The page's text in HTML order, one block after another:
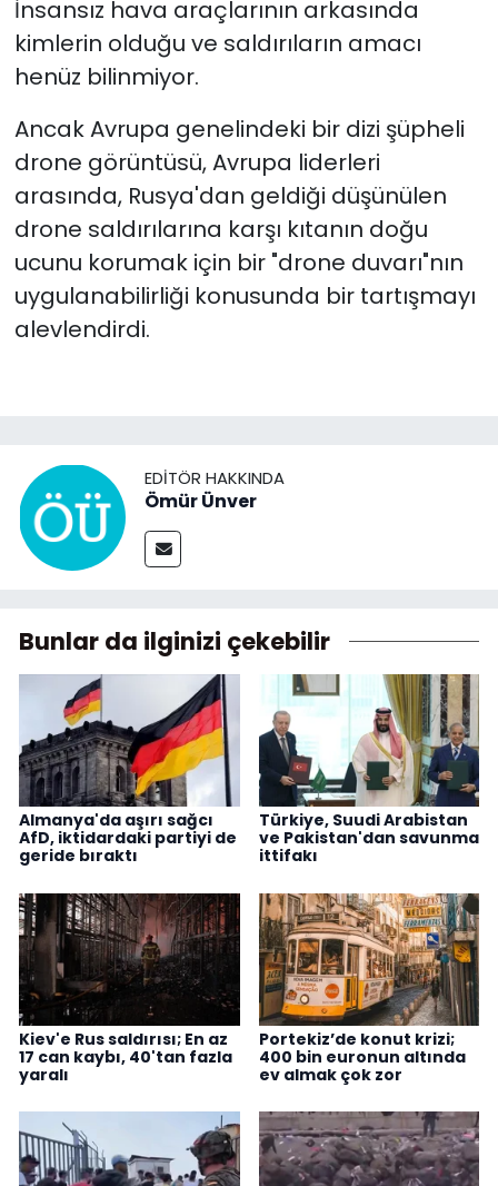
İnsansız hava araçlarının arkasında
kimlerin olduğu ve saldırıların amacı
henüz bilinmiyor.
Ancak Avrupa genelindeki bir dizi şüpheli
drone görüntüsü, Avrupa liderleri
arasında, Rusya'dan geldiği düşünülen
drone saldırılarına karşı kıtanın doğu
ucunu korumak için bir "drone duvarı"nın
uygulanabilirliği konusunda bir tartışmayı
alevlendirdi.
EDITÖR HAKKINDA
Ömür Ünver
Bunlar da ilginizi çekebilir
Almanya'da aşırı sağcı
AfD, iktidardaki partiyi de
geride bıraktı
Türkiye, Suudi Arabistan
ve Pakistan'dan savunma
ittifakı
Kiev'e Rus saldırısı; En az
17 can kaybı, 40'tan fazla
yaralı
Portekiz’de konut krizi;
400 bin euronun altında
ev almak çok zor